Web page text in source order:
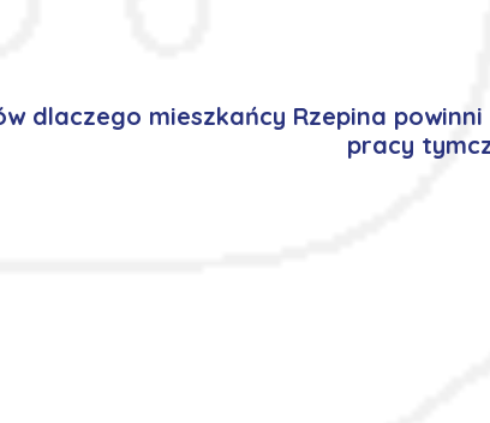
dlaczego mieszkańcy Rzepina
pracy